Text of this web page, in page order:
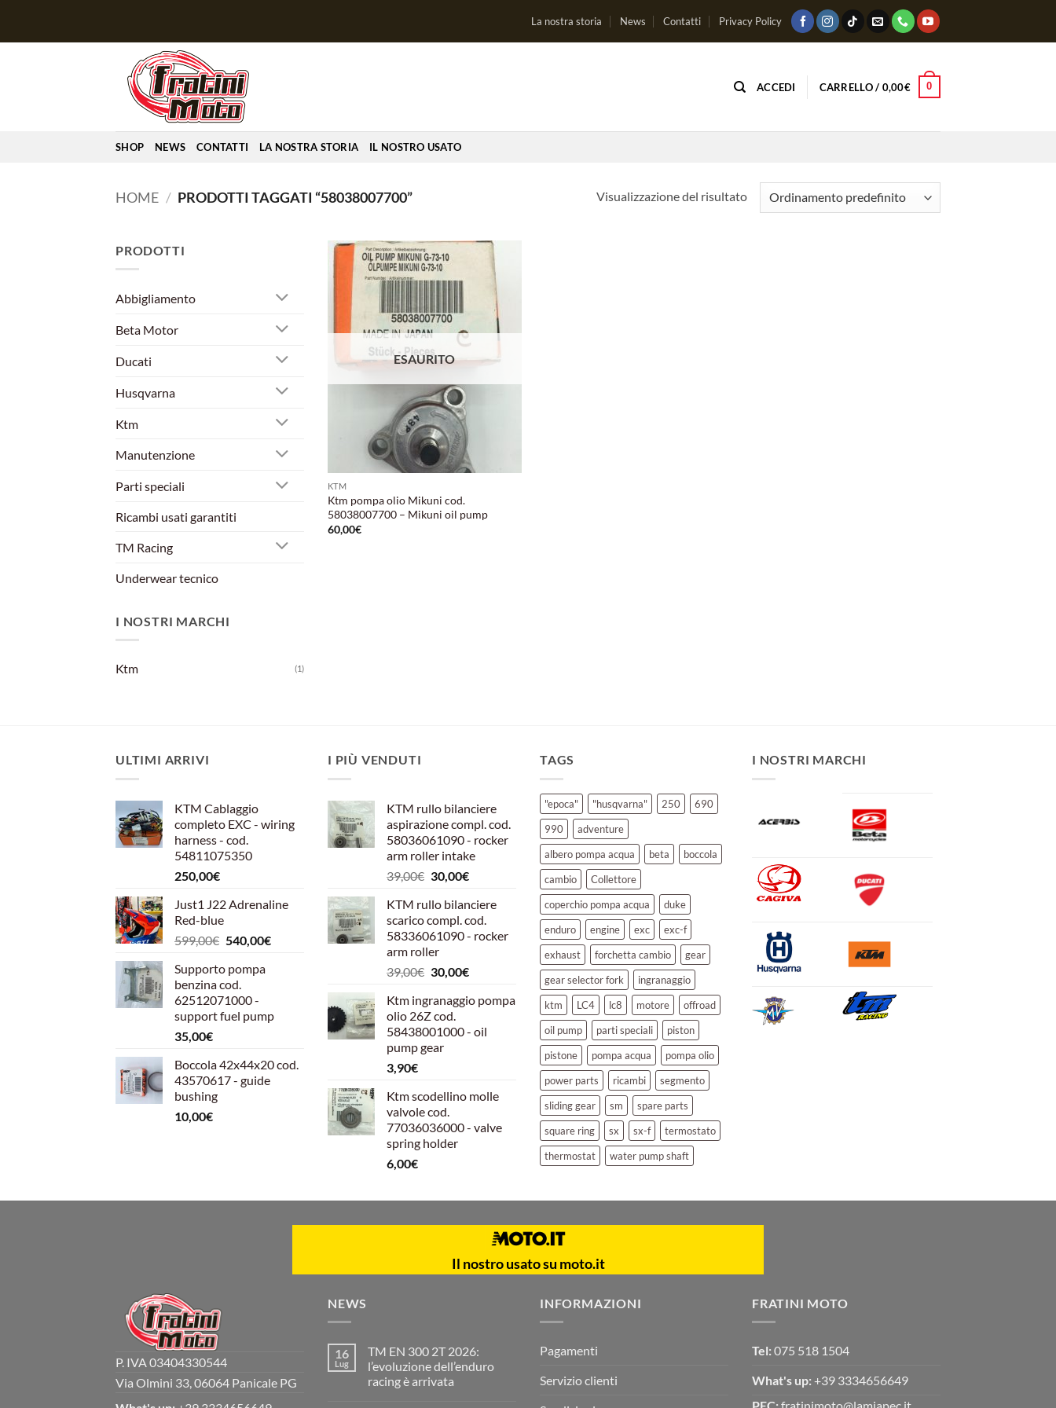
La nostra storia News Contatti Privacy Policy
ACCEDI CARRELLO / 0,00€ 0
SHOP NEWS CONTATTI LA NOSTRA STORIA IL NOSTRO USATO
HOME / PRODOTTI TAGGATI “58038007700” Visualizzazione del risultato
PRODOTTI
Abbigliamento
Beta Motor
Ducati
Husqvarna
Ktm
Manutenzione
Parti speciali
Ricambi usati garantiti
TM Racing
Underwear tecnico
I NOSTRI MARCHI
Ktm (1)
Aggiungi
alla lista
dei
desideri
ESAURITO
KTM
Ktm pompa olio Mikuni cod.
58038007700 – Mikuni oil pump
60,00€
ULTIMI ARRIVI
KTM Cablaggio
completo EXC - wiring
harness - cod.
54811075350
250,00€
Just1 J22 Adrenaline
Red-blue
599,00€ Il
originale
era:
599,00€.
540,00€Il
Supporto pompa
benzina cod.
62512071000 -
support fuel pump
35,00€
Boccola 42x44x20 cod.
43570617 - guide
bushing
10,00€
I PIÙ VENDUTI
KTM rullo bilanciere
aspirazione compl. cod.
58036061090 - rocker
arm roller intake
39,00€ Il
originale
era:
39,00€.
30,00€Il
attuale
è:
30,00€.
KTM rullo bilanciere
scarico compl. cod.
58336061090 - rocker
arm roller
39,00€ Il
originale
era:
39,00€.
30,00€Il
attuale
30,00€.
Ktm ingranaggio pompa
olio 26Z cod.
58438001000 - oil
pump gear
3,90€
Ktm scodellino molle
valvole cod.
77036036000 - valve
spring holder
6,00€
TAGS
"epoca" "husqvarna" 250
690
990
adventure
albero pompa acqua
beta
boccola
cambio
Collettore
coperchio pompa acqua
duke
enduro
engine exc
exc-f
exhaust
forchetta cambio
gear
gear selector fork
ingranaggio
ktm
LC4 lc8 motore
offroad
oil pump
parti speciali
piston
pistone
pompa acqua
pompa olio
power parts
ricambi
segmento
sliding gear
sm
spare parts
square ring
sx sx-f
termostato
thermostat
water pump shaft
I NOSTRI MARCHI
Il nostro usato su moto.it
P. IVA 03404330544
Via Olmini 33, 06064 Panicale PG
NEWS
16
Lug
TM EN 300 2T 2026:
l’evoluzione dell’enduro
racing è arrivata
INFORMAZIONI
Pagamenti
Servizio clienti
FRATINI MOTO
Tel: 075 518 1504
What's up: +39 3334656649